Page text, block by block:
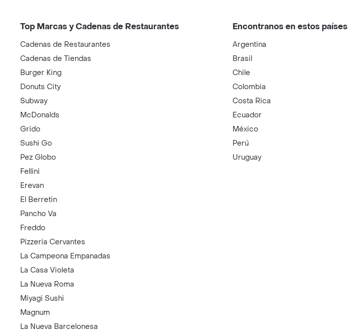
Top Marcas y Cadenas de Restaurantes
Cadenas de Restaurantes
Cadenas de Tiendas
Burger King
Donuts City
Subway
McDonalds
Grido
Sushi Go
Pez Globo
Fellini
Erevan
El Berretin
Pancho Va
Freddo
Pizzeria Cervantes
La Campeona Empanadas
La Casa Violeta
La Nueva Roma
Miyagi Sushi
Magnum
La Nueva Barcelonesa
Encontranos en estos países
Argentina
Brasil
Chile
Colombia
Costa Rica
Ecuador
México
Perú
Uruguay